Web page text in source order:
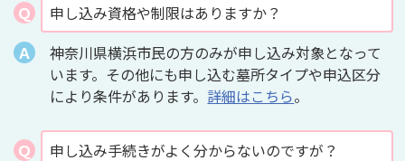
申し込み資格や制限はありますか？
神奈川県横浜市民の方のみが申し込み対象となって
います。その他にも申し込む墓所タイプや申込区分
により条件があります。 詳細はこちら。
申し込み手続きがよく分からないのですが？